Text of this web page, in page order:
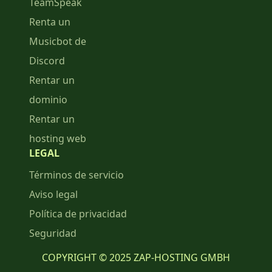
Renta un
Musicbot de
Discord
Rentar un
dominio
Rentar un
hosting web
LEGAL
Términos de servicio
Aviso legal
Política de privacidad
Seguridad
COPYRIGHT © 2025 ZAP-HOSTING GMBH